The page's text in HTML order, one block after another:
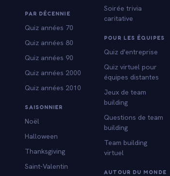
PAR DÉCENNIE
Quiz années 70
Quiz années 80
Quiz années 90
Quiz années 2000
Quiz années 2010
SAISONNIER
Noël
Halloween
Thanksgiving
Saint-Valentin
Soirée trivia
caritative
POUR LES ÉQUIPES
Quiz d'entreprise
Quiz virtuel pour
équipes distantes
Jeux de team
building
Questions de team
building
Team building
virtuel
AUTOUR DU MONDE